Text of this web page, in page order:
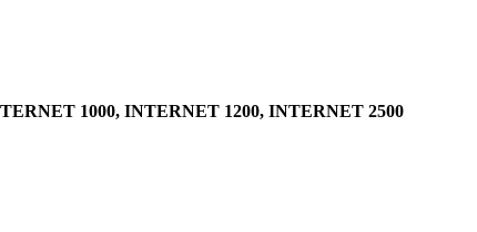
1000, INTERNET 1200, INTERNET 2500